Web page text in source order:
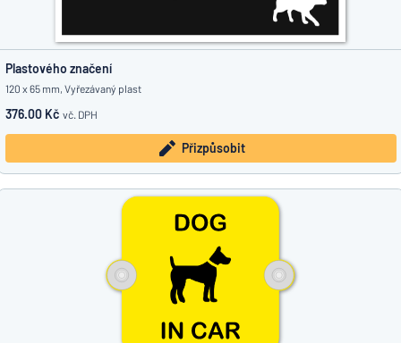
Plastového značení
120 x 65 mm, Vyřezávaný plast
376.00 Kč vč. DPH
Přizpůsobit